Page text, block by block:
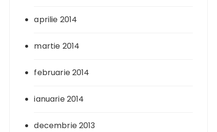
aprilie 2014
martie 2014
februarie 2014
ianuarie 2014
decembrie 2013